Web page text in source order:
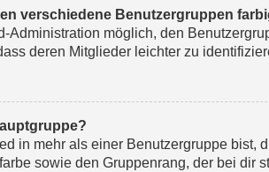
verschiedene Benutzergruppen
Administration möglich, den
deren Mitglieder leichter zu
in mehr als einer Benutzergruppe bist,
sowie den Gruppenrang, der bei dir